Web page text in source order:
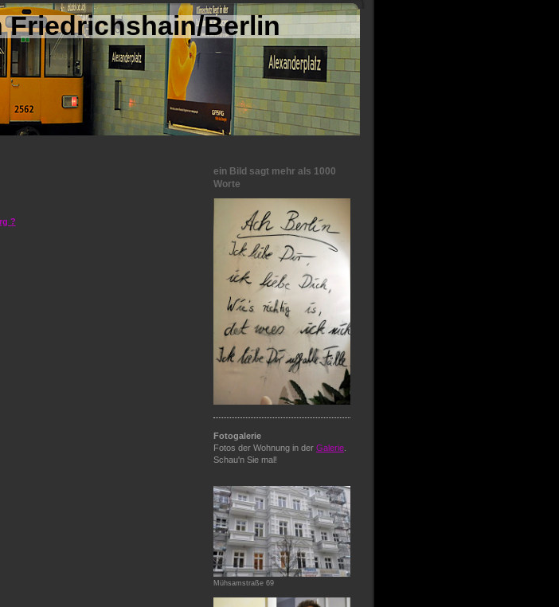
Friedrichshain/Berlin
?
ein Bild sagt mehr als 1000
Worte
Fotogalerie
Fotos der Wohnung in der Galerie
Schau'n Sie mal!
Mühsamstraße 69